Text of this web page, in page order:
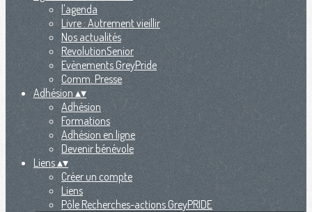
l'agenda
Livre : Autrement vieillir
Nos actualités
RevolutionSenior
Evènements GreyPride
Comm. Presse
Adhésion▴▾
Adhésion
Formations
Adhésion en ligne
Devenir bénévole
Liens▴▾
Créer un compte
Liens
Pôle Recherches-actions GreyPRIDE